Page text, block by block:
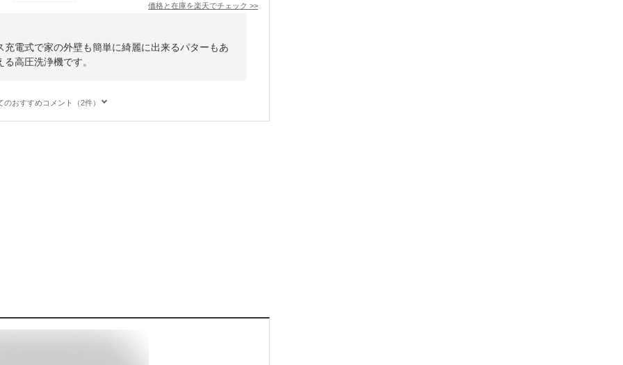
価格と在庫を楽天でチェック >>
電式で家の外壁も簡単に綺麗に出来るパターもあ
高圧洗浄機です。
のおすすめコメント（2件）